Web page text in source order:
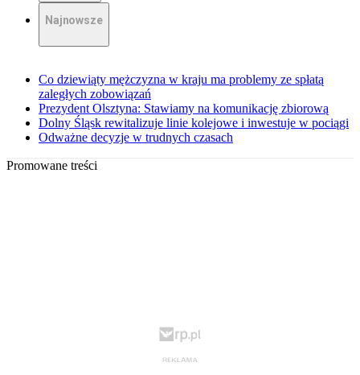
Najnowsze
Co dziewiąty mężczyzna w kraju ma problemy ze spłatą
zaległych zobowiązań
Prezydent Olsztyna: Stawiamy na komunikację zbiorową
Dolny Śląsk rewitalizuje linie kolejowe i inwestuje w pociągi
Odważne decyzje w trudnych czasach
Promowane treści